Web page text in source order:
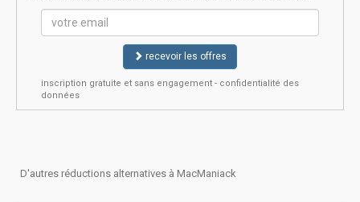
recevoir les offres
inscription gratuite et sans engagement - confidentialité des
données
D'autres réductions alternatives à MacManiack